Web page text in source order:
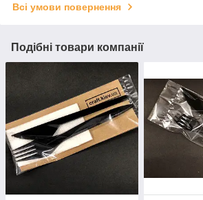
Всі умови повернення
Подібні товари компанії